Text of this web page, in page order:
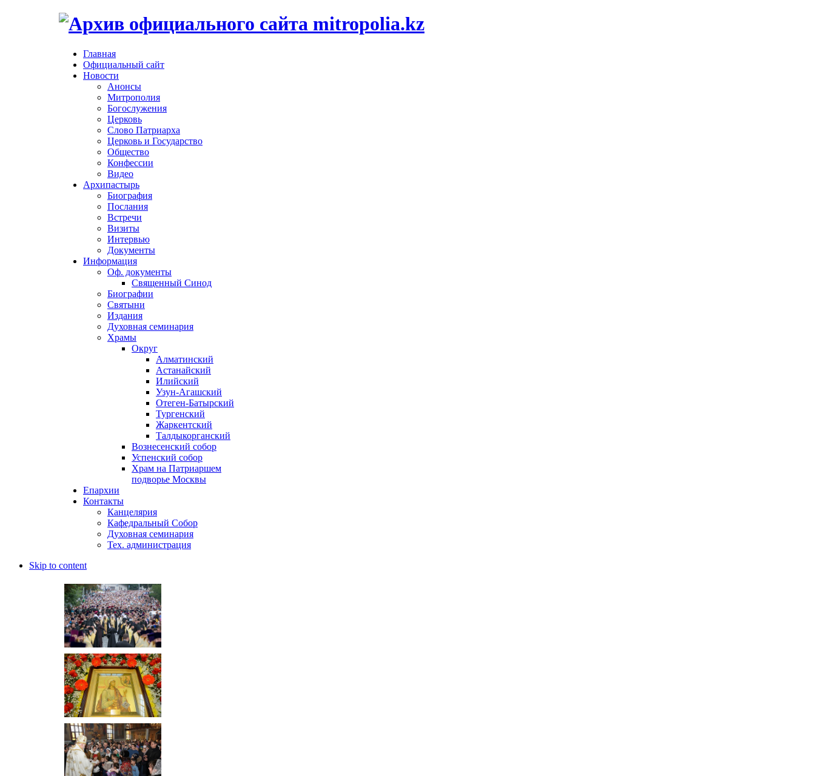
Главная
Официальный сайт
Новости
Анонсы
Митрополия
Богослужения
Церковь
Слово Патриарха
Церковь и Государство
Общество
Конфессии
Видео
Архипастырь
Биография
Послания
Встречи
Визиты
Интервью
Документы
Информация
Оф. документы
Священный Синод
Биографии
Святыни
Издания
Духовная семинария
Храмы
Округ
Алматинский
Астанайский
Илийский
Узун-Агашский
Отеген-Батырский
Тургенский
Жаркентский
Талдыкорганский
Вознесенский собор
Успенский собор
Храм на Патриаршем
подворье Москвы
Епархии
Контакты
Канцелярия
Кафедральный Собор
Духовная семинария
Тех. администрация
Skip to content